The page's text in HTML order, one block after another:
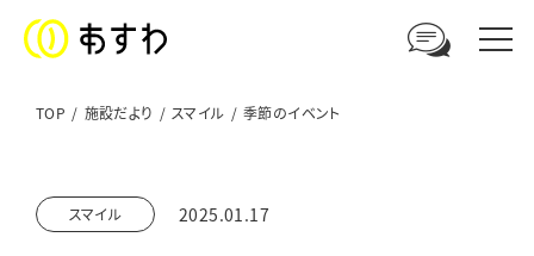
ご相談やお問い合わせはこちら
TOP 施設だより スマイル 季節のイベント
スマイル 2025.01.17